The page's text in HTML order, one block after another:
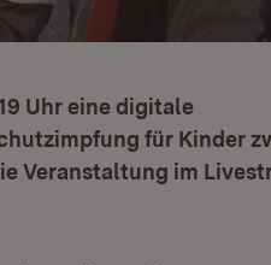
Uhr eine digitale
für Kinder
Veranstaltung im